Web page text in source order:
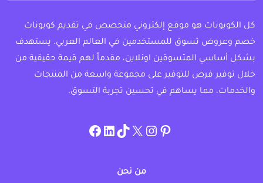
كل الكوبونات هو موقع إلكتروني متخصص في تقديم كوبونات
خصم وعروض تسوق للمستخدمين في العالم العربي. يستهدف
بشكل أساسي المتسوقين اونلاين، مقدماً لهم قيمة حقيقية من
خلال توفير فرص للتوفير على مجموعة واسعة من المنتجات
والخدمات، مما يساهم في تحسين تجربة التسوق.
pinterest
allcouponat
twitter
TikTok
linkedin
facebook
من نحن